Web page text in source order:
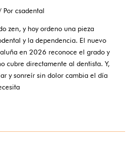
Porcsadental
zen, y hoy ordeno una pieza
y la dependencia. El nuevo
en 2026 reconoce el grado y
cubre directamente al dentista. Y,
y sonreír sin dolor cambia el día